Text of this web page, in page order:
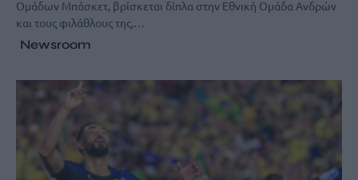
Ομάδων Μπάσκετ, βρίσκεται δίπλα στην Εθνική Ομάδα Ανδρών
και τους φιλάθλους της,…
Newsroom